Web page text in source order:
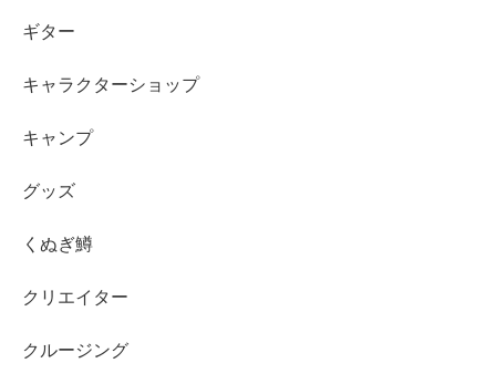
ギター
キャラクターショップ
キャンプ
グッズ
くぬぎ鱒
クリエイター
クルージング